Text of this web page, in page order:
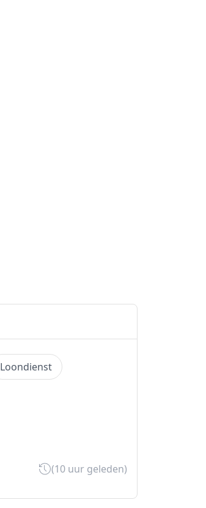
Loondienst
(10 uur geleden)